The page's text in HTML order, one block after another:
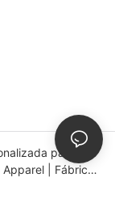
para
Apparel | Fábrica